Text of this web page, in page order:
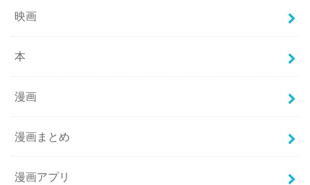
映画
本
漫画
漫画まとめ
漫画アプリ